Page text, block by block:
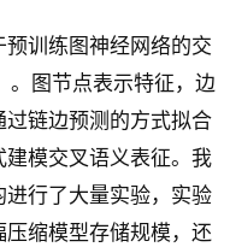
训练图神经网络的交
。图节点表示特征，边
链边预测的方式拟合
模交叉语义表征。我
行了大量实验，实验
缩模型存储规模，还